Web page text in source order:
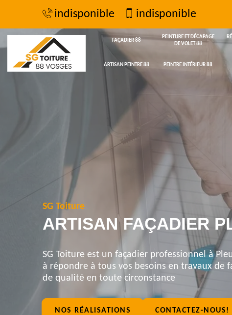
indisponible indisponible
FAÇADIER 88
PEINTURE ET DÉCAPAGE
DE VOLET 88
ARTISAN PEINTRE 88 PEINTRE INTÉRIEUR 88
SG Toiture
ARTISAN FAÇADIER
SG Toiture est un façadier professionnel à
à répondre à tous vos besoins en travaux de
de qualité en toute circonstance
NOS RÉALISATIONS CONTACTEZ-NOUS!